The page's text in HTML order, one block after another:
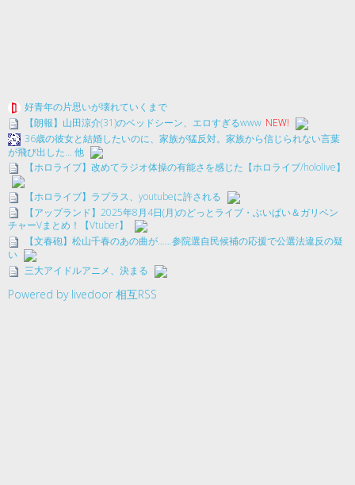
好青年の片思いが壊れていくまで
【朗報】山田涼介(31)のベッドシーン、エロすぎるwww NEW!
36歳の彼女と結婚したいのに、家族が猛反対。家族から信じられない言葉
が飛び出した… 他
【ホロライブ】改めてラジオ体操の有能さを感じた【ホロライブ/hololive】
【ホロライブ】ラプラス、youtubeに許される
【アップランド】2025年8月4日(月)のどっとライブ・ぶいぱい＆ガリベン
チャーVまとめ！【Vtuber】
【文春砲】松山千春のあの曲が……参院選自民候補の応援で公選法違反の疑
い
三大アイドルアニメ、決まる
Powered by livedoor 相互RSS